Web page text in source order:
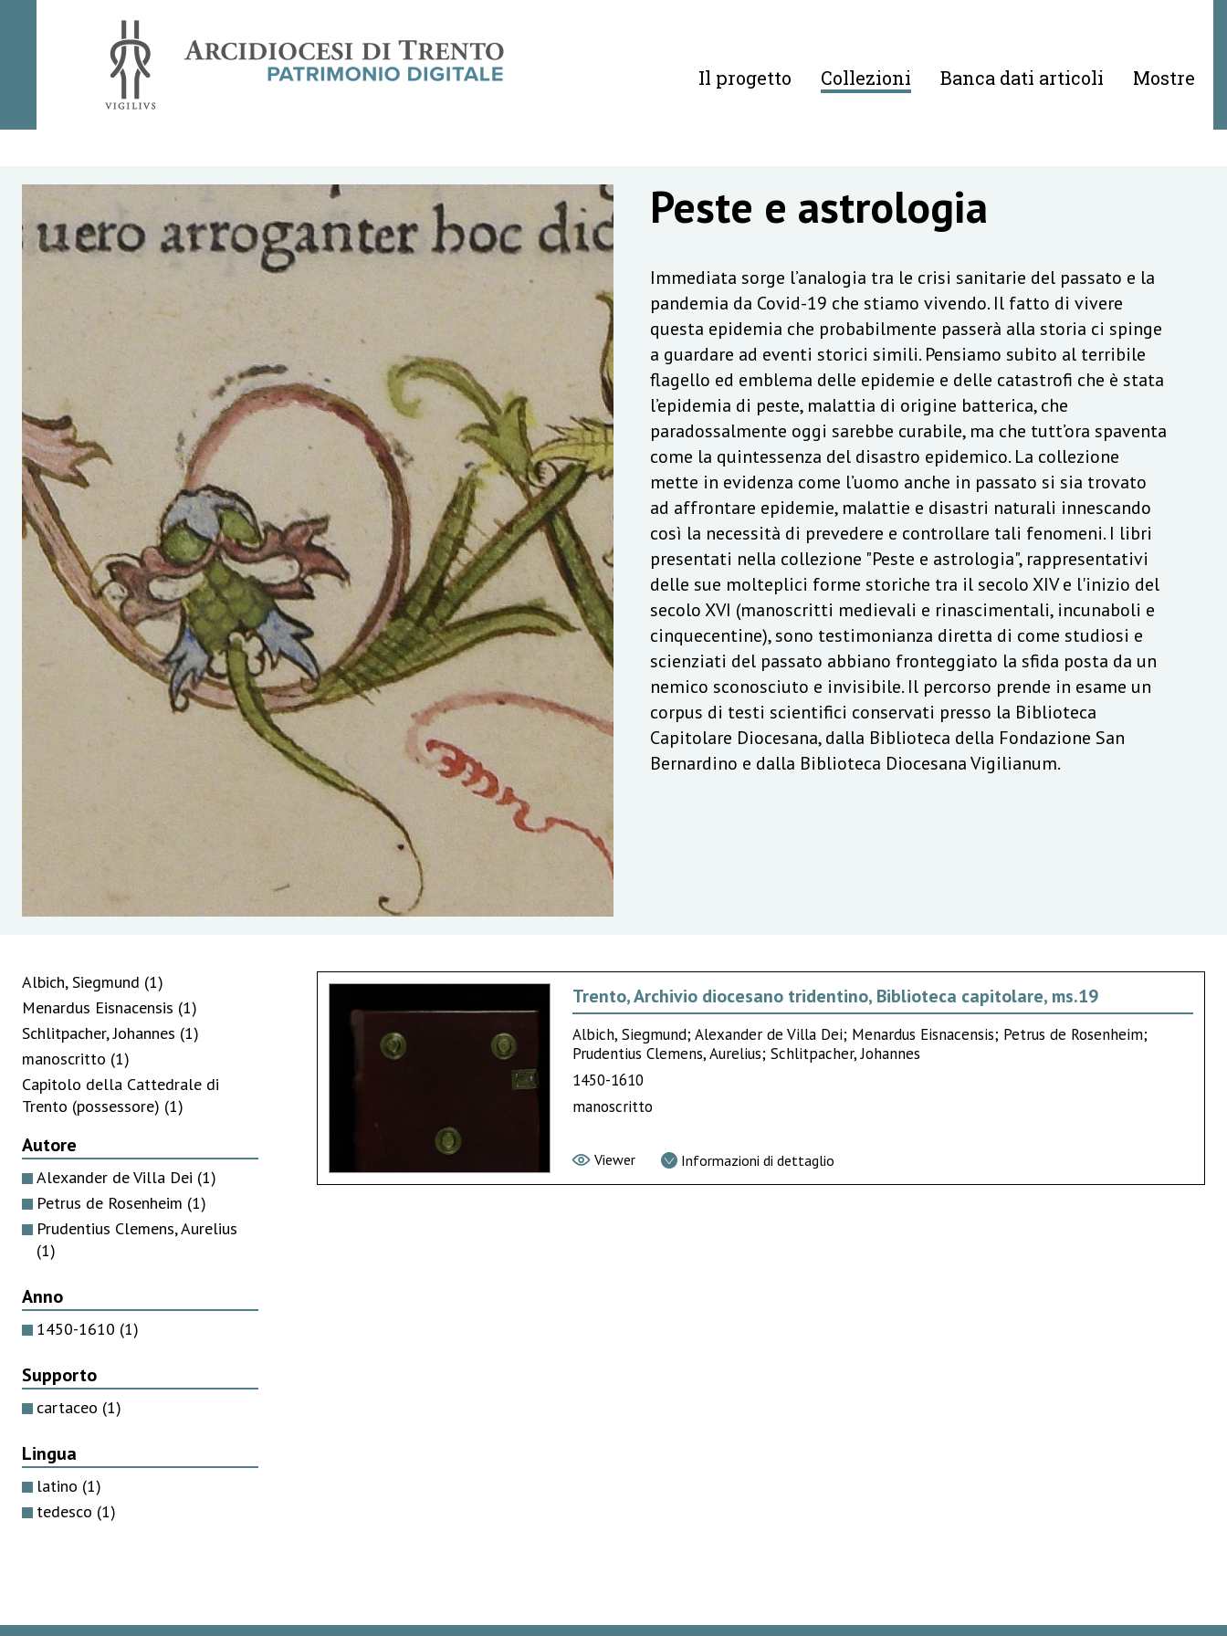
Il progetto Collezioni Banca dati articoli Mostre
Peste e astrologia
Immediata sorge l’analogia tra le crisi sanitarie del passato e la
pandemia da Covid-19 che stiamo vivendo. Il fatto di vivere
questa epidemia che probabilmente passerà alla storia ci spinge
a guardare ad eventi storici simili. Pensiamo subito al terribile
flagello ed emblema delle epidemie e delle catastrofi che è stata
l’epidemia di peste, malattia di origine batterica, che
paradossalmente oggi sarebbe curabile, ma che tutt’ora spaventa
come la quintessenza del disastro epidemico. La collezione
mette in evidenza come l’uomo anche in passato si sia trovato
ad affrontare epidemie, malattie e disastri naturali innescando
così la necessità di prevedere e controllare tali fenomeni. I libri
presentati nella collezione "Peste e astrologia", rappresentativi
delle sue molteplici forme storiche tra il secolo XIV e l'inizio del
secolo XVI (manoscritti medievali e rinascimentali, incunaboli e
cinquecentine), sono testimonianza diretta di come studiosi e
scienziati del passato abbiano fronteggiato la sfida posta da un
nemico sconosciuto e invisibile. Il percorso prende in esame un
corpus di testi scientifici conservati presso la Biblioteca
Capitolare Diocesana, dalla Biblioteca della Fondazione San
Bernardino e dalla Biblioteca Diocesana Vigilianum.
Albich, Siegmund (1)
Menardus Eisnacensis (1)
Schlitpacher, Johannes (1)
manoscritto (1)
Capitolo della Cattedrale di
Trento (possessore) (1)
Autore
Alexander de Villa Dei (1)
Petrus de Rosenheim (1)
Prudentius Clemens, Aurelius
(1)
Anno
1450-1610 (1)
Supporto
cartaceo (1)
Lingua
latino (1)
tedesco (1)
Trento, Archivio diocesano tridentino, Biblioteca capitolare, ms.19
Albich, Siegmund; Alexander de Villa Dei; Menardus Eisnacensis; Petrus de Rosenheim;
Prudentius Clemens, Aurelius; Schlitpacher, Johannes
1450-1610
manoscritto
Viewer Informazioni di dettaglio